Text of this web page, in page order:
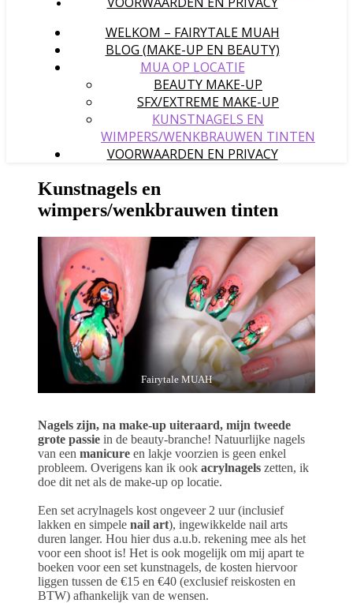
WELKOM – FAIRYTALE MUAH
BLOG (MAKE-UP EN BEAUTY)
MUA OP LOCATIE
BEAUTY MAKE-UP
SFX/EXTREME MAKE-UP
KUNSTNAGELS EN
WIMPERS/WENKBRAUWEN TINTEN
VOORWAARDEN EN PRIVACY
Kunstnagels en
wimpers/wenkbrauwen tinten
Fairytale MUAH
Nagels zijn, na make-up uiteraard, mijn tweede
grote passie in de beauty-branche! Natuurlijke nagels
van een manicure en lakje voorzien is geen enkel
probleem. Overigens kan ik ook acrylnagels zetten, ik
doe dit net als de make-up op locatie.
Een set acrylnagels kost ongeveer 2 uur (inclusief
lakken en simpele nail art), ingewikkelde nail arts
duren langer. Hou hier dus a.u.b. rekening mee als het
voor een shoot is! Het is ook mogelijk om mij apart te
boeken voor een set kunstnagels, de kosten hiervoor
liggen tussen de €15 en €40 (exclusief reiskosten en
BTW) afhankelijk van de wensen.